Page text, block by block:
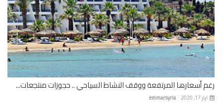
أسعارها المرتفعة ووقف النشاط السياحي .. حجوزات منتجعات...
emmarsyria